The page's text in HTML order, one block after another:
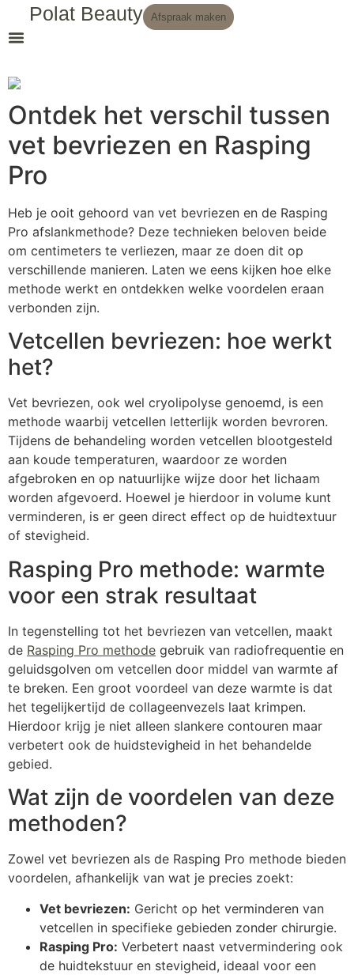
Polat Beauty Afspraak maken
Ontdek het verschil tussen
vet bevriezen en Rasping
Pro
Heb je ooit gehoord van vet bevriezen en de Rasping
Pro afslankmethode? Deze technieken beloven beide
om centimeters te verliezen, maar ze doen dit op
verschillende manieren. Laten we eens kijken hoe elke
methode werkt en ontdekken welke voordelen eraan
verbonden zijn.
Vetcellen bevriezen: hoe werkt
het?
Vet bevriezen, ook wel cryolipolyse genoemd, is een
methode waarbij vetcellen letterlijk worden bevroren.
Tijdens de behandeling worden vetcellen blootgesteld
aan koude temperaturen, waardoor ze worden
afgebroken en op natuurlijke wijze door het lichaam
worden afgevoerd. Hoewel je hierdoor in volume kunt
verminderen, is er geen direct effect op de huidtextuur
of stevigheid.
Rasping Pro methode: warmte
voor een strak resultaat
In tegenstelling tot het bevriezen van vetcellen, maakt
de Rasping Pro methode gebruik van radiofrequentie en
geluidsgolven om vetcellen door middel van warmte af
te breken. Een groot voordeel van deze warmte is dat
het tegelijkertijd de collageenvezels laat krimpen.
Hierdoor krijg je niet alleen slankere contouren maar
verbetert ook de huidstevigheid in het behandelde
gebied.
Wat zijn de voordelen van deze
methoden?
Zowel vet bevriezen als de Rasping Pro methode bieden
voordelen, afhankelijk van wat je precies zoekt:
Vet bevriezen: Gericht op het verminderen van
vetcellen in specifieke gebieden zonder chirurgie.
Rasping Pro: Verbetert naast vetvermindering ook
de huidtekstuur en stevigheid, ideaal voor een